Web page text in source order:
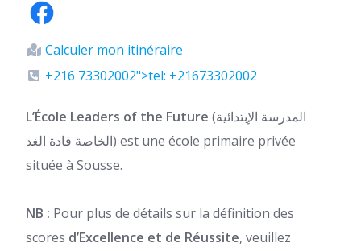
Calculer mon itinéraire
+216 73302002">tel: +21673302002
L’École Leaders of the Future (المدرسة الإبتدائية
الخاصة قادة الغد) est une école primaire privée
située à Sousse.
NB : Pour plus de détails sur la définition des
scores d’Excellence et de Réussite, veuillez